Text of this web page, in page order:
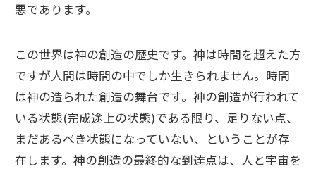
悪であります。
この世界は神の創造の歴史です。神は時間を超えた方
ですが人間は時間の中でしか生きられません。時間
は神の造られた創造の舞台です。神の創造が行われて
いる状態(完成途上の状態)である限り、足りない点、
まだあるべき状態になっていない、ということが存
在します。神の創造の最終的な到達点は、人と宇宙を